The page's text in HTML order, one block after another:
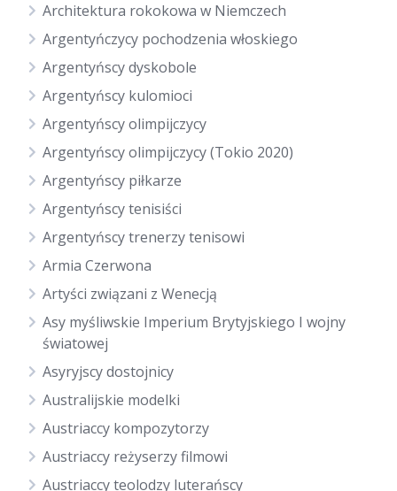
Architektura rokokowa w Niemczech
Argentyńczycy pochodzenia włoskiego
Argentyńscy dyskobole
Argentyńscy kulomioci
Argentyńscy olimpijczycy
Argentyńscy olimpijczycy (Tokio 2020)
Argentyńscy piłkarze
Argentyńscy tenisiści
Argentyńscy trenerzy tenisowi
Armia Czerwona
Artyści związani z Wenecją
Asy myśliwskie Imperium Brytyjskiego I wojny
światowej
Asyryjscy dostojnicy
Australijskie modelki
Austriaccy kompozytorzy
Austriaccy reżyserzy filmowi
Austriaccy teolodzy luterańscy